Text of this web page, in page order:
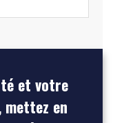
et votre
en